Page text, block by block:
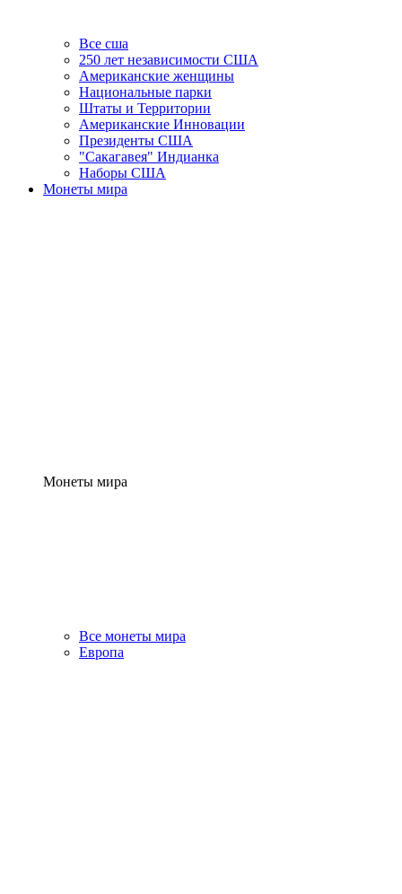
Все сша
250 лет независимости США
Американские женщины
Национальные парки
Штаты и Территории
Американские Инновации
Президенты США
"Сакагавея" Индианка
Наборы США
Монеты мира
Монеты мира
Все монеты мира
Европа